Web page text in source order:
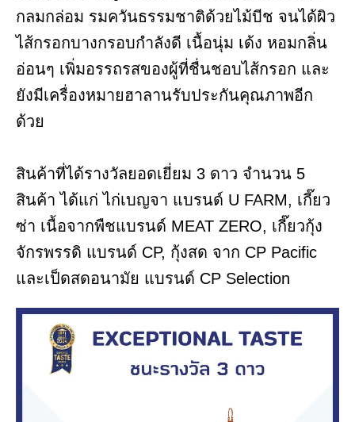
กลมกล่อม รมควันธรรมชาติด้วยไม้บีช จนได้ผิว
ไส้กรอกบางกรอบกำลังดี เนื้อนุ่ม เด้ง หอมกลิ่น
อ่อนๆ เพิ่มอรรถรสของผู้ที่ชื่นชอบไส้กรอก และ
ยังมีเครื่องหมายฮาลานรับประกันคุณภาพอีก
ด้วย
สินค้าที่ได้รางวัลยอดเยี่ยม 3 ดาว จำนวน 5
สินค้า ได้แก่ ไก่เบญจา แบรนด์ U FARM, เกี๊ยว
ซ่า เนื้อจากพืชแบรนด์ MEAT ZERO, เกี๊ยวกุ้ง
จักรพรรดิ แบรนด์ CP, กุ้งสด จาก CP Pacific
และเป็ดสดอนามัย แบรนด์ CP Selection